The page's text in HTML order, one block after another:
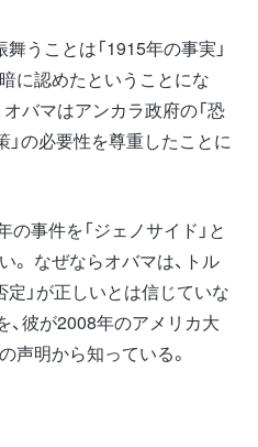
うことは「1915年の事実」
に認めたということにな
バマはアンカラ政府の「恐
」の必要性を尊重したことに
事件を「ジェノサイド」と
。 なぜならオバマは、トル
」が正しいとは信じていな
、彼が2008年のアメリカ大
声明から知っている。